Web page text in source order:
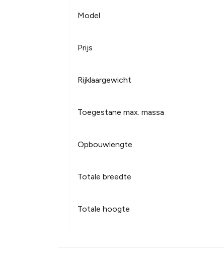
Model
Prijs
Rijklaargewicht
Toegestane max. massa
Opbouwlengte
Totale breedte
Totale hoogte